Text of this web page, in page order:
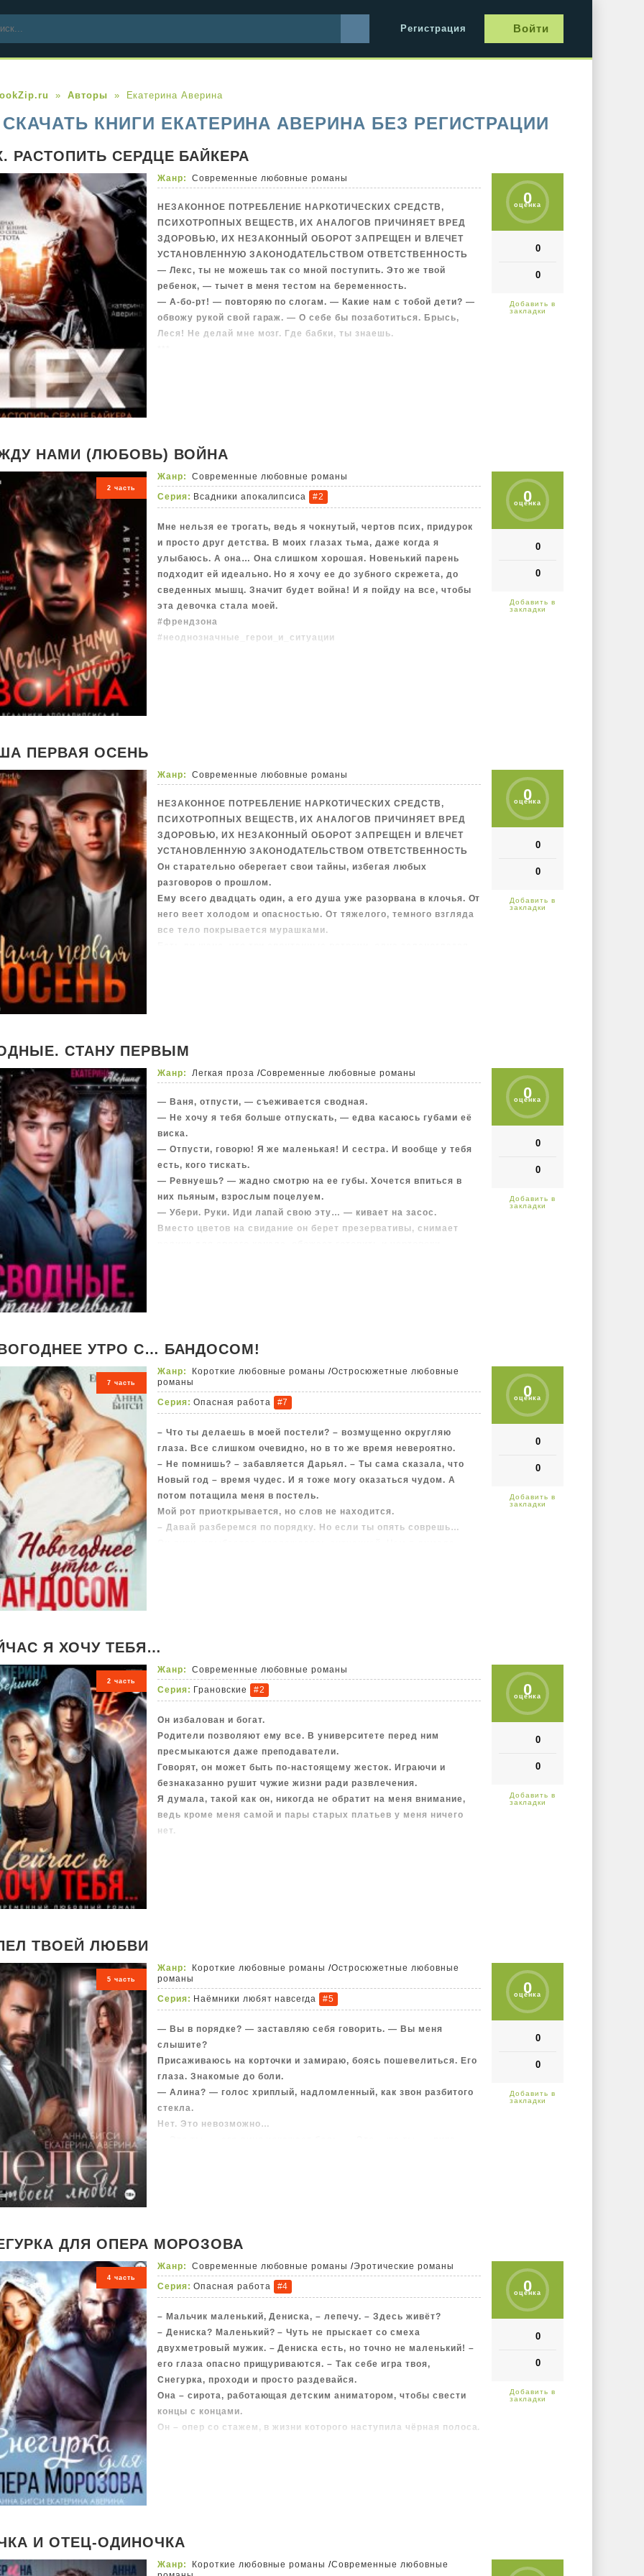
Регистрация Войти
Авторы Екатерина Аверина
СКАЧАТЬ КНИГИ ЕКАТЕРИНА АВЕРИНА БЕЗ РЕГИСТРАЦИИ
РАСТОПИТЬ СЕРДЦЕ БАЙКЕРА
0
оценка
0
0
Жанр: Современные любовные романы
НЕЗАКОННОЕ ПОТРЕБЛЕНИЕ НАРКОТИЧЕСКИХ СРЕДСТВ,
ПСИХОТРОПНЫХ ВЕЩЕСТВ, ИХ АНАЛОГОВ ПРИЧИНЯЕТ ВРЕД
ЗДОРОВЬЮ, ИХ НЕЗАКОННЫЙ ОБОРОТ ЗАПРЕЩЕН И ВЛЕЧЕТ
УСТАНОВЛЕННУЮ ЗАКОНОДАТЕЛЬСТВОМ ОТВЕТСТВЕННОСТЬ
— Лекс, ты не можешь так со мной поступить. Это же твой
ребенок, — тычет в меня тестом на беременность.
— А-бо-рт! — повторяю по слогам. — Какие нам с тобой дети? —
обвожу рукой свой гараж. — О себе бы позаботиться. Брысь,
Леся! Не делай мне мозг. Где бабки, ты знаешь.
не зарос пылью и всегда имел в запасе пару чистых футболок.
Всех все устраивало, пока я однажды не перебрал и не
обнаружил ее в своей кровати.
НАМИ (ЛЮБОВЬ) ВОЙНА
2 часть 0
оценка
0
0
Жанр:
Современные любовные романы
Серия: Всадники апокалипсиса #2
Мне нельзя ее трогать, ведь я чокнутый, чертов псих, придурок
и просто друг детства. В моих глазах тьма, даже когда я
улыбаюсь. А она… Она слишком хорошая. Новенький парень
подходит ей идеально. Но я хочу ее до зубного скрежета, до
сведенных мышц. Значит будет война! И я пойду на все, чтобы
эта девочка стала моей.
#френдзона
#неоднозначные_герои_и_ситуации
ПЕРВАЯ ОСЕНЬ
0
оценка
0
0
Жанр: Современные любовные романы
НЕЗАКОННОЕ ПОТРЕБЛЕНИЕ НАРКОТИЧЕСКИХ СРЕДСТВ,
ПСИХОТРОПНЫХ ВЕЩЕСТВ, ИХ АНАЛОГОВ ПРИЧИНЯЕТ ВРЕД
ЗДОРОВЬЮ, ИХ НЕЗАКОННЫЙ ОБОРОТ ЗАПРЕЩЕН И ВЛЕЧЕТ
УСТАНОВЛЕННУЮ ЗАКОНОДАТЕЛЬСТВОМ ОТВЕТСТВЕННОСТЬ
Он старательно оберегает свои тайны, избегая любых
разговоров о прошлом.
Ему всего двадцать один, а его душа уже разорвана в клочья. От
него веет холодом и опасностью. От тяжелого, темного взгляда
все тело покрывается мурашками.
#идеальных героев здесь нет.
СТАНУ ПЕРВЫМ
0
оценка
0
0
Жанр: Легкая проза /Современные любовные романы
— Ваня, отпусти, — съеживается сводная.
— Не хочу я тебя больше отпускать, — едва касаюсь губами её
виска.
— Отпусти, говорю! Я же маленькая! И сестра. И вообще у тебя
есть, кого тискать.
— Ревнуешь? — жадно смотрю на ее губы. Хочется впиться в
них пьяным, взрослым поцелуем.
— Убери. Руки. Иди лапай свою эту… — кивает на засос.
Вместо цветов на свидание он берет презервативы, снимает
P.S. Это далеко не все сюрпризы, которые ожидают Ваню.
УТРО С… БАНДОСОМ!
7 часть 0
оценка
0
0
Жанр: Короткие любовные романы /Остросюжетные любовные
романы
Серия: Опасная работа #7
– Что ты делаешь в моей постели? – возмущенно округляю
глаза. Все слишком очевидно, но в то же время невероятно.
– Не помнишь? – забавляется Дарьял. – Ты сама сказала, что
Новый год – время чудес. И я тоже могу оказаться чудом. А
потом потащила меня в постель.
Мой рот приоткрывается, но слов не находится.
– Давай разберемся по порядку. Но если ты опять соврешь…
Я ХОЧУ ТЕБЯ…
2 часть 0
оценка
0
0
Жанр:
Современные любовные романы
Серия: Грановские #2
Он избалован и богат.
Родители позволяют ему все. В университете перед ним
пресмыкаются даже преподаватели.
Говорят, он может быть по-настоящему жесток. Играючи и
безнаказанно рушит чужие жизни ради развлечения.
Я думала, такой как он, никогда не обратит на меня внимание,
ведь кроме меня самой и пары старых платьев у меня ничего
нет.
ТВОЕЙ ЛЮБВИ
5 часть 0
оценка
0
0
Жанр: Короткие любовные романы /Остросюжетные любовные
романы
Серия: Наёмники любят навсегда #5
— Вы в порядке? — заставляю себя говорить. — Вы меня
слышите?
Присаживаюсь на корточки и замираю, боясь пошевелиться. Его
глаза. Знакомые до боли.
— Алина? — голос хриплый, надломленный, как звон разбитого
стекла.
Нет. Это невозможно…
Только теперь не из клетки, теперь от прошлого.
ДЛЯ ОПЕРА МОРОЗОВА
4 часть 0
оценка
0
0
Жанр: Современные любовные романы /Эротические романы
Серия: Опасная работа #4
– Мальчик маленький, Дениска, – лепечу. – Здесь живёт?
– Дениска? Маленький? – Чуть не прыскает со смеха
двухметровый мужик. – Дениска есть, но точно не маленький! –
его глаза опасно прищуриваются. – Так себе игра твоя,
Снегурка, проходи и просто раздевайся.
Она – сирота, работающая детским аниматором, чтобы свести
концы с концами.
Он – опер со стажем, в жизни которого наступила чёрная полоса.
И ОТЕЦ-ОДИНОЧКА
Жанр: Короткие любовные романы /Современные любовные